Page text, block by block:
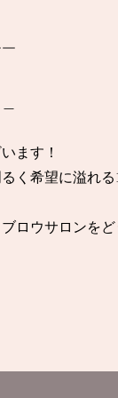
ます！
く希望に溢れ
ロウサロンを